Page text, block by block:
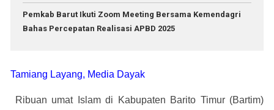
Pemkab Barut Ikuti Zoom Meeting Bersama Kemendagri
Bahas Percepatan Realisasi APBD 2025
Tamiang Layang, Media Dayak
Ribuan umat Islam di Kabupaten Barito Timur (Bartim)